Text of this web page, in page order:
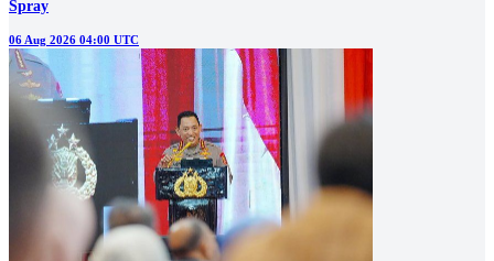
Spray
06 Aug 2026 04:00 UTC